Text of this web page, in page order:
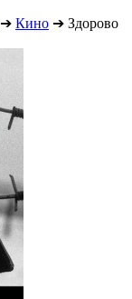
➔ Кино ➔ Здорово